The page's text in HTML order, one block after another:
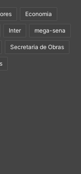
Economia
Inter mega-sena
Secretaria de Obras